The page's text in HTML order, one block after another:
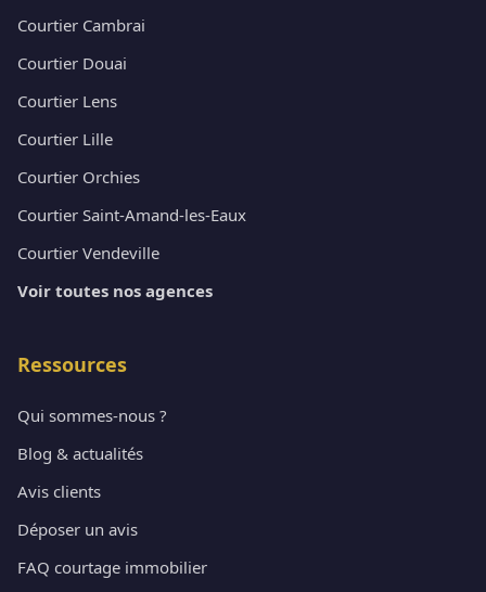
Courtier Cambrai
Courtier Douai
Courtier Lens
Courtier Lille
Courtier Orchies
Courtier Saint-Amand-les-Eaux
Courtier Vendeville
Voir toutes nos agences
Ressources
Qui sommes-nous ?
Blog & actualités
Avis clients
Déposer un avis
FAQ courtage immobilier